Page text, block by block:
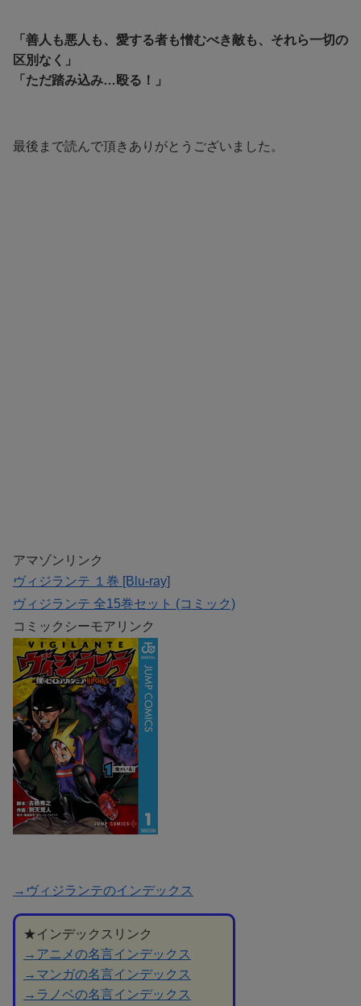
「善人も悪人も、愛する者も憎むべき敵も、それら一切の
区別なく」
「ただ踏み込み…殴る！」
最後まで読んで頂きありがとうございました。
アマゾンリンク
ヴィジランテ １巻 [Blu-ray]
ヴィジランテ 全15巻セット (コミック)
コミックシーモアリンク
→ヴィジランテのインデックス
★インデックスリンク
→アニメの名言インデックス
→マンガの名言インデックス
→ラノベの名言インデックス